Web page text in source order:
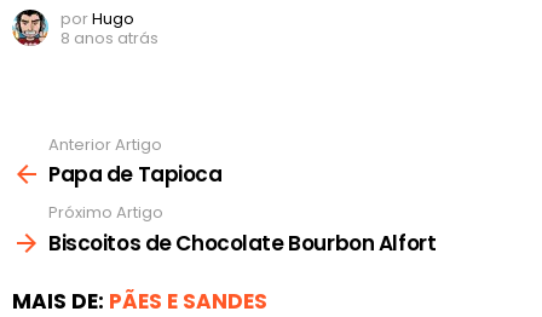
porHugo
8 anos atrás
mais
Anterior Artigo
Papa de Tapioca
Próximo Artigo
Biscoitos de Chocolate Bourbon Alfort
MAIS DE: PÃES E SANDES